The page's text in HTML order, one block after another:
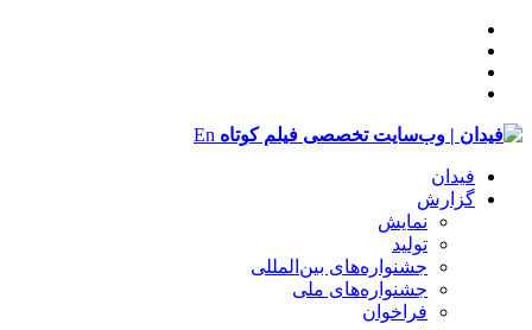
En
فیدان
گزارش
نمایش
تولید
‌‌جشنواره‌های بین‌المللی
جشنواره‌های ملی
فراخوان